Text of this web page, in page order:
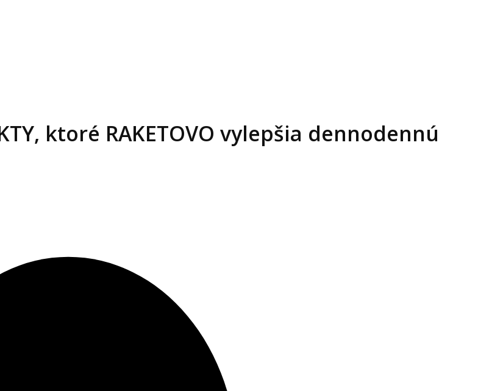
ktoré RAKETOVO vylepšia dennodennú